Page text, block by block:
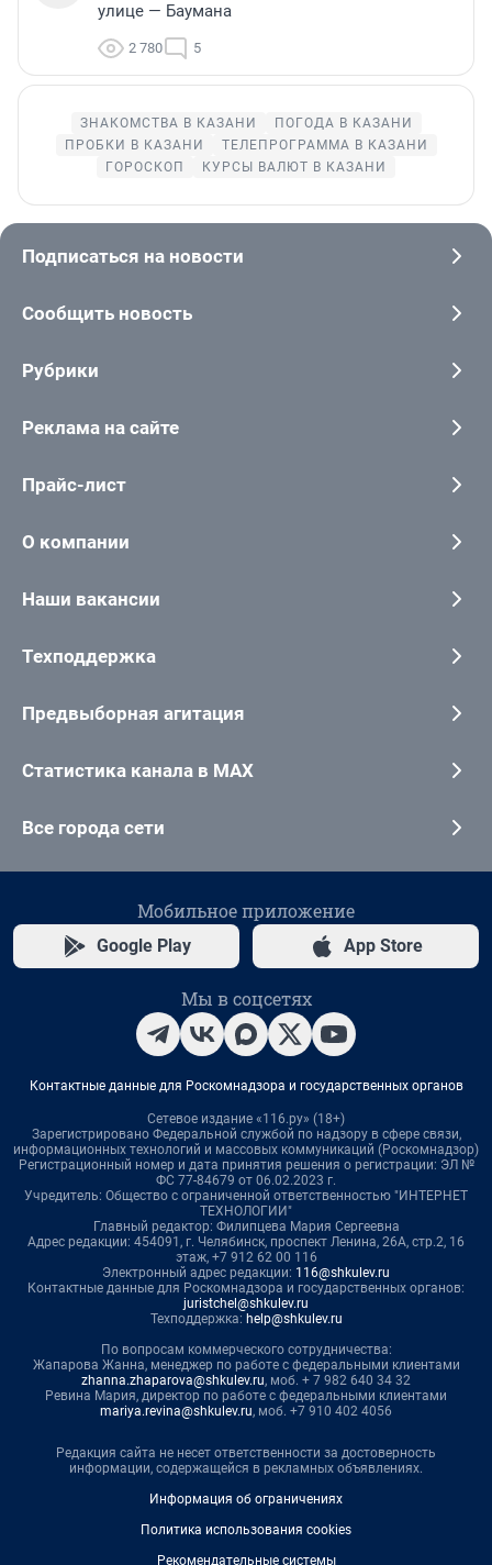
улице — Баумана
2 780 5
ЗНАКОМСТВА В КАЗАНИ
ПОГОДА В КАЗАНИ
ПРОБКИ В КАЗАНИ
ТЕЛЕПРОГРАММА В КАЗАНИ
ГОРОСКОП
КУРСЫ ВАЛЮТ В КАЗАНИ
Подписаться на новости
Сообщить новость
Рубрики
Реклама на сайте
Прайс-лист
О компании
Наши вакансии
Техподдержка
Предвыборная агитация
Статистика канала в MAX
Все города сети
Мобильное приложение
Google Play App Store
Мы в соцсетях
Контактные данные для Роскомнадзора и государственных органов
Сетевое издание «116.ру» (18+)
Зарегистрировано Федеральной службой по надзору в сфере связи,
информационных технологий и массовых коммуникаций (Роскомнадзор)
Регистрационный номер и дата принятия решения о регистрации: ЭЛ №
ФС 77-84679 от 06.02.2023 г.
Учредитель: Общество с ограниченной ответственностью "ИНТЕРНЕТ
ТЕХНОЛОГИИ"
Главный редактор: Филипцева Мария Сергеевна
Адрес редакции: 454091, г. Челябинск, проспект Ленина, 26А, стр.2, 16
этаж, +7 912 62 00 116
Электронный адрес редакции: 116@shkulev.ru
Контактные данные для Роскомнадзора и государственных органов:
juristchel@shkulev.ru
Техподдержка: help@shkulev.ru
По вопросам коммерческого сотрудничества:
Жапарова Жанна, менеджер по работе с федеральными клиентами
zhanna.zhaparova@shkulev.ru, моб. + 7 982 640 34 32
Ревина Мария, директор по работе с федеральными клиентами
mariya.revina@shkulev.ru, моб. +7 910 402 4056
Редакция сайта не несет ответственности за достоверность
информации, содержащейся в рекламных объявлениях.
Информация об ограничениях
Политика использования cookies
Рекомендательные системы